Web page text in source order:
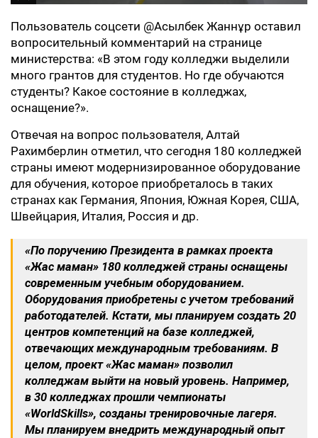
Пользователь соцсети @Асылбек Жаннұр оставил
вопросительный комментарий на странице
министерства: «В этом году колледжи выделили
много грантов для студентов. Но где обучаются
студенты? Какое состояние в колледжах,
оснащение?».
Отвечая на вопрос пользователя, Алтай
Рахимберлин отметил, что сегодня 180 колледжей
страны имеют модернизированное оборудование
для обучения, которое приобреталось в таких
странах как Германия, Япония, Южная Корея, США,
Швейцария, Италия, Россия и др.
«По поручению Президента в рамках проекта
«Жас маман» 180 колледжей страны оснащены
современным учебным оборудованием.
Оборудования приобретены с учетом требований
работодателей. Кстати, мы планируем создать 20
центров компетенций на базе колледжей,
отвечающих международным требованиям. В
целом, проект «Жас маман» позволил
колледжам выйти на новый уровень. Например,
в 30 колледжах прошли чемпионаты
«WorldSkills», созданы тренировочные лагеря.
Мы планируем внедрить международный опыт